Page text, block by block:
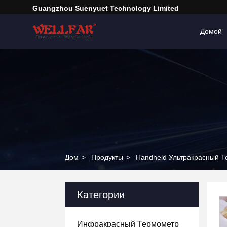
Guangzhou Suenyuet Technology Limited
Домой
Дом > Продукты > Handheld Ультракрасный
Категории
Инфракрасный Термометр